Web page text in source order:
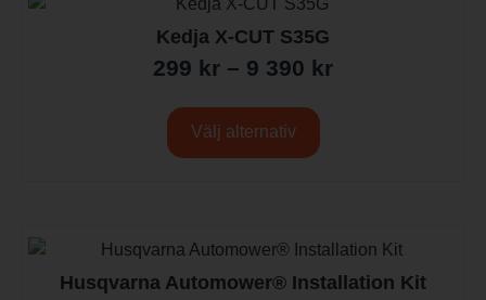
Kedja X-CUT S35G
299 kr – 9 390 kr
Välj alternativ
Husqvarna Automower® Installation Kit